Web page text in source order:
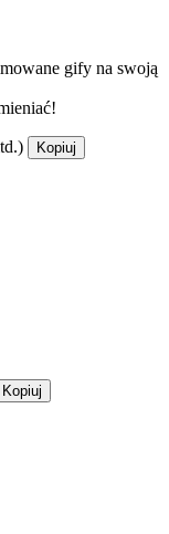
gify na swoją
Kopiuj
Kopiuj